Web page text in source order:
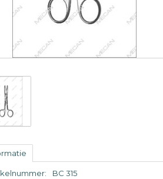
BC 315